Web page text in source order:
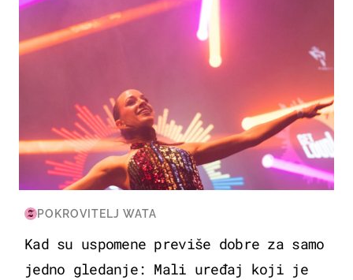
POKROVITELJ WATA
Kad su uspomene previše dobre za samo
jedno gledanje: Mali uređaj koji je